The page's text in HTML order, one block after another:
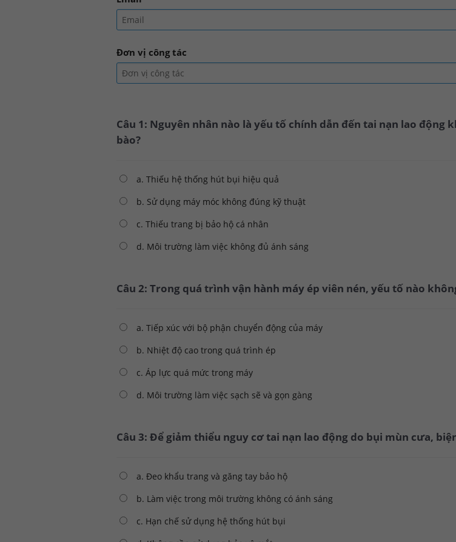
Đơn vị công tác
Câu 1: Nguyên nhân nào là yếu tố chính dẫn đến tai nạn lao động
bào?
a. Thiếu hệ thống hút bụi hiệu quả
b. Sử dụng máy móc không đúng kỹ thuật
c. Thiếu trang bị bảo hộ cá nhân
d. Môi trường làm việc không đủ ánh sáng
Câu 2: Trong quá trình vận hành máy ép viên nén, yếu tố nào
a. Tiếp xúc với bộ phận chuyển động của máy
b. Nhiệt độ cao trong quá trình ép
c. Áp lực quá mức trong máy
d. Môi trường làm việc sạch sẽ và gọn gàng
Câu 3: Để giảm thiểu nguy cơ tai nạn lao động do bụi mùn cưa,
a. Đeo khẩu trang và găng tay bảo hộ
b. Làm việc trong môi trường không có ánh sáng
c. Hạn chế sử dụng hệ thống hút bụi